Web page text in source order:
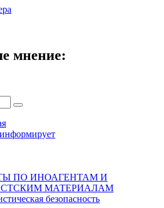
мнение:
ПО ИНОАГЕНТАМ И
МАТЕРИАЛАМ
безопасность